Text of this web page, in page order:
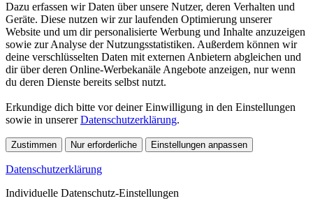
Dazu erfassen wir Daten über unsere Nutzer, deren Verhalten und
Geräte. Diese nutzen wir zur laufenden Optimierung unserer
Website und um dir personalisierte Werbung und Inhalte anzuzeigen
sowie zur Analyse der Nutzungsstatistiken. Außerdem können wir
deine verschlüsselten Daten mit externen Anbietern abgleichen und
dir über deren Online-Werbekanäle Angebote anzeigen, nur wenn
du deren Dienste bereits selbst nutzt.
Erkundige dich bitte vor deiner Einwilligung in den Einstellungen
sowie in unsererDatenschutzerklärung.
Zustimmen Nur erforderliche Einstellungen anpassen
Datenschutzerklärung
Individuelle Datenschutz-Einstellungen